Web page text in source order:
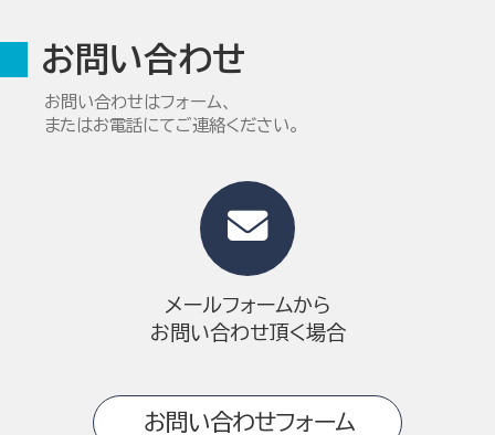
お問い合わせ
お問い合わせはフォーム、
またはお電話にてご連絡ください。
メールフォームから
お問い合わせ頂く場合
お問い合わせフォーム